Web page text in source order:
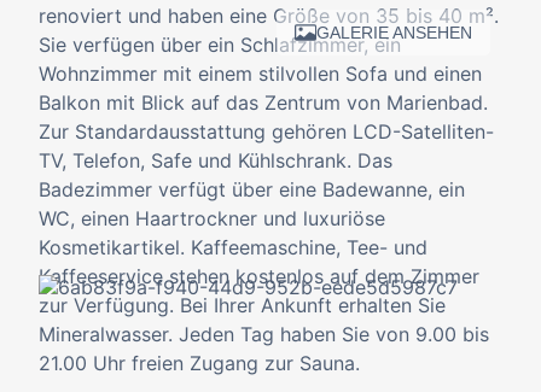
GALERIE ANSEHEN
renoviert und haben eine Größe von 35 bis 40 m².
Sie verfügen über ein Schlafzimmer, ein
Wohnzimmer mit einem stilvollen Sofa und einen
Balkon mit Blick auf das Zentrum von Marienbad.
Zur Standardausstattung gehören LCD-Satelliten-
TV, Telefon, Safe und Kühlschrank. Das
Badezimmer verfügt über eine Badewanne, ein
WC, einen Haartrockner und luxuriöse
Kosmetikartikel. Kaffeemaschine, Tee- und
Kaffeeservice stehen kostenlos auf dem Zimmer
zur Verfügung. Bei Ihrer Ankunft erhalten Sie
Mineralwasser. Jeden Tag haben Sie von 9.00 bis
21.00 Uhr freien Zugang zur Sauna.